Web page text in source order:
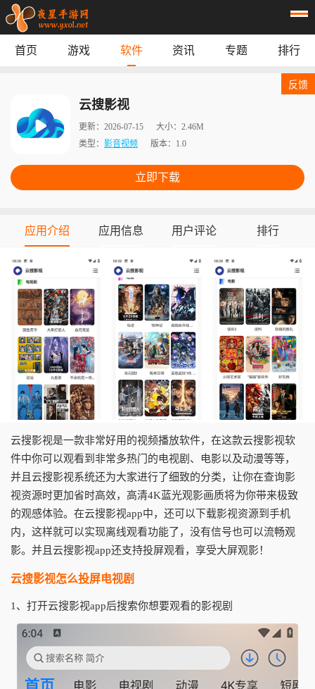
榜单
首页 游戏 软件 资讯 专题 排行
云搜影视
更新： 2026-07-15 大小： 2.46M
类型： 影音视频 版本： 1.0
立即下载
反馈
应用介绍 应用信息 用户评论 排行
云搜影视是一款非常好用的视频播放软件，在这款云搜影视软
件中你可以观看到非常多热门的电视剧、电影以及动漫等等，
并且云搜影视系统还为大家进行了细致的分类，让你在查询影
视资源时更加省时高效，高清4K蓝光观影画质将为你带来极致
的观感体验。在云搜影视app中，还可以下载影视资源到手机
内，这样就可以实现离线观看功能了，没有信号也可以流畅观
影。并且云搜影视app还支持投屏观看，享受大屏观影！
云搜影视怎么投屏电视剧
1、打开云搜影视app后搜索你想要观看的影视剧